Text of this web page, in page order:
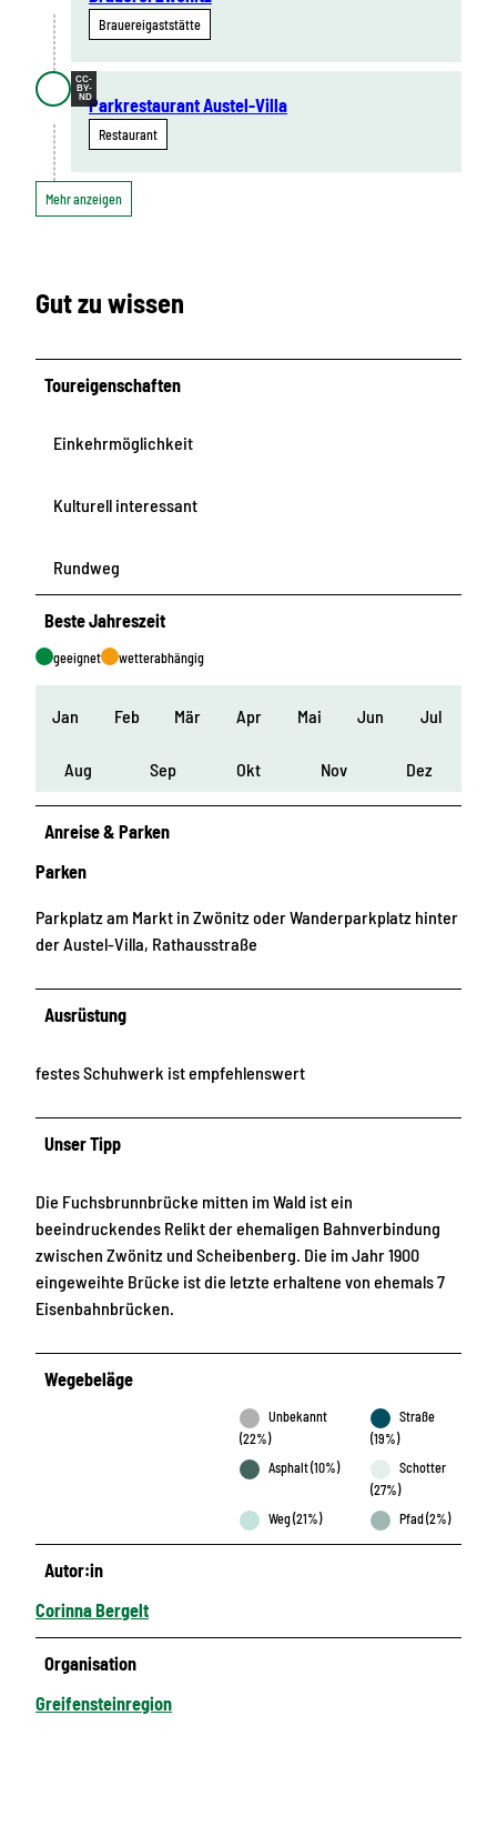
Brauereigaststätte
CC-
BY-
NDParkrestaurant Austel-Villa
Restaurant
Mehr anzeigen
Gut zu wissen
Toureigenschaften
Einkehrmöglichkeit
Kulturell interessant
Rundweg
Beste Jahreszeit
geeignet wetterabhängig
Jan Feb Mär Apr Mai Jun Jul
Aug Sep Okt Nov Dez
Anreise & Parken
Parken
Parkplatz am Markt in Zwönitz oder Wanderparkplatz hinter
der Austel-Villa, Rathausstraße
Ausrüstung
festes Schuhwerk ist empfehlenswert
Unser Tipp
Die Fuchsbrunnbrücke mitten im Wald ist ein
beeindruckendes Relikt der ehemaligen Bahnverbindung
zwischen Zwönitz und Scheibenberg. Die im Jahr 1900
eingeweihte Brücke ist die letzte erhaltene von ehemals 7
Eisenbahnbrücken.
Wegebeläge
Unbekannt
(22%)
Straße
(19%)
Asphalt (10%)
Schotter
(27%)
Weg (21%)
Pfad (2%)
Autor:in
Corinna Bergelt
Organisation
Greifensteinregion